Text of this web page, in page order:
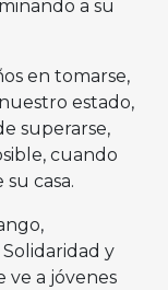
a su
en tomarse,
estado,
superarse,
cuando
casa.
y
ve a jóvenes